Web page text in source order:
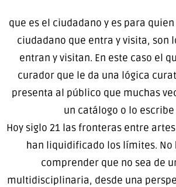
que es el ciudadano y es para quien
ciudadano que entra y visita, son
entran y visitan. En este caso el
curador que le da una lógica
presenta al público que muchas
un catálogo o lo
Hoy siglo 21 las fronteras entre
han liquidificado los límites. No
comprender que no sea de
multidisciplinaria, desde una